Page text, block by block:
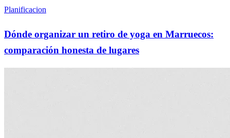
Planificacion
Dónde organizar un retiro de yoga en Marruecos:
comparación honesta de lugares